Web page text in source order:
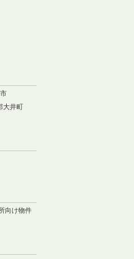
大井町
向け物件